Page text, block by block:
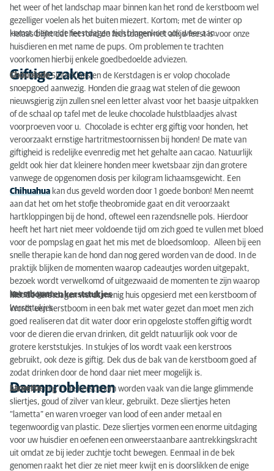
Sneeuw en ijs
Konijnen
het weer of het landschap maar binnen kan het rond de kerstboom wel
gezelliger voelen als het buiten miezert. Kortom; met de winter op
komst dienen de feestdagen zich binnenkort ook weer aan.
Helaas blijkt dat het rond de feestdagen niet altijd feest is voor onze
huisdieren en met name de pups. Om problemen te trachten
voorkomen hierbij enkele goedbedoelde adviezen.
Giftige zaken
Chocolade
Gedurende Sinterklaas en de Kerstdagen is er volop chocolade
snoepgoed aanwezig. Honden die graag wat stelen of die gewoon
nieuwsgierig zijn zullen snel een letter alvast voor het baasje uitpakken
of de schaal op tafel met de leuke chocolade hulstblaadjes alvast
voorproeven voor u. Chocolade is echter erg giftig voor honden, het
veroorzaakt ernstige hartritmestoornissen bij honden! De mate van
giftigheid is redelijke evenredig met het gehalte aan cacao. Natuurlijk
geldt ook hier dat kleinere honden meer kwetsbaar zijn dan grotere
vanwege de opgenomen dosis per kilogram lichaamsgewicht. Een
Chihuahua kan dus geveld worden door 1 goede bonbon! Men neemt
aan dat het om het stofje theobromide gaat en dit veroorzaakt
hartkloppingen bij de hond, oftewel een razendsnelle pols. Hierdoor
heeft het hart niet meer voldoende tijd om zich goed te vullen met bloed
voor de pompslag en gaat het mis met de bloedsomloop. Alleen bij een
snelle therapie kan de hond dan nog gered worden van de dood. In de
praktijk blijken de momenten waarop cadeautjes worden uitgepakt,
bezoek wordt verwelkomd of uitgezwaaid de momenten te zijn waarop
het mis gaat.
Kerstboom en kerststukjes
Met de kerstdagen wordt menig huis opgesierd met een kerstboom of
kerststukjes.
Wordt een kerstboom in een bak met water gezet dan moet men zich
goed realiseren dat dit water door erin opgeloste stoffen giftig wordt
voor de dieren die ervan drinken, dit geldt natuurlijk ook voor de
grotere kerststukjes. In stukjes of los wordt vaak een kerstroos
gebruikt, ook deze is giftig. Dek dus de bak van de kerstboom goed af
zodat drinken door de hond daar niet meer mogelijk is.
Darmproblemen
Lametta
Als versiering in de kerstboom worden vaak van die lange glimmende
sliertjes, goud of zilver van kleur, gebruikt. Deze sliertjes heten
“lametta” en waren vroeger van lood of een ander metaal en
tegenwoordig van plastic. Deze sliertjes vormen een enorme uitdaging
voor uw huisdier en oefenen een onweerstaanbare aantrekkingskracht
uit omdat ze bij ieder zuchtje tocht bewegen. Eenmaal in de bek
genomen raakt het dier ze niet meer kwijt en is doorslikken de enige